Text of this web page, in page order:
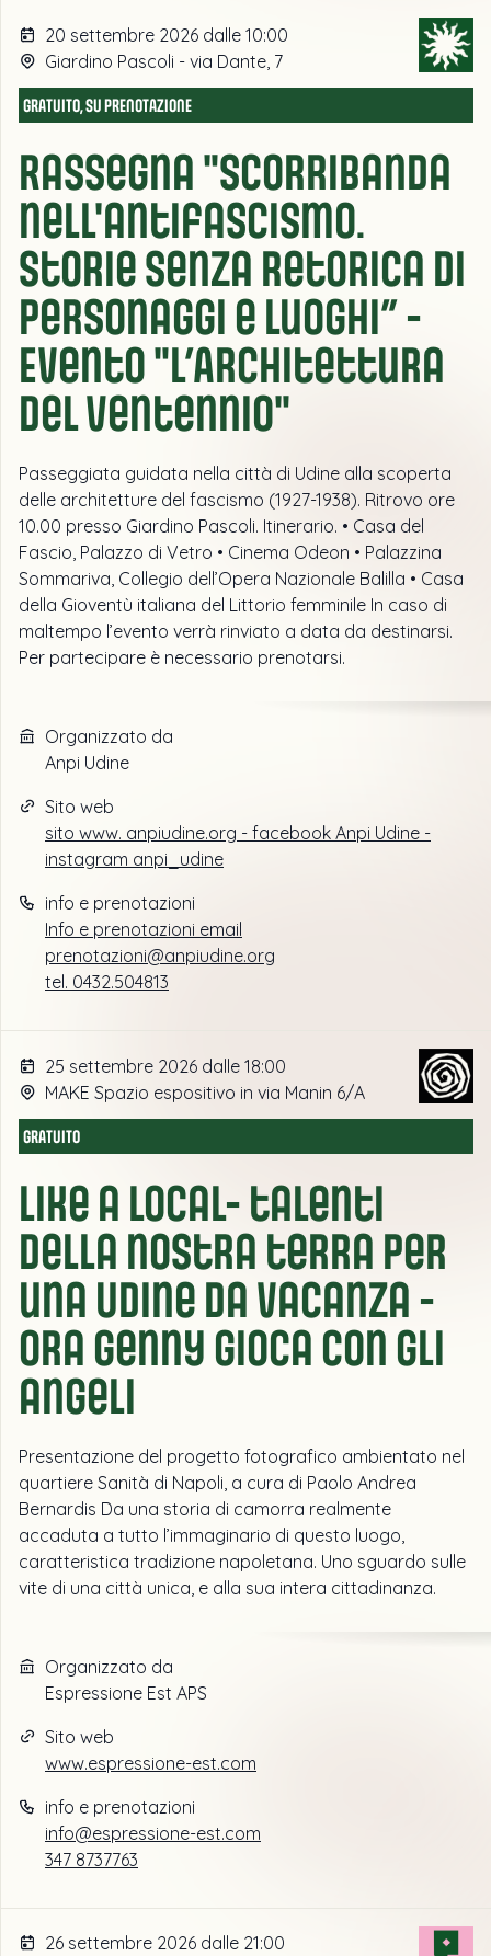
20 settembre 2026 dalle 10:00
Giardino Pascoli - via Dante, 7
GRATUITO, SU PRENOTAZIONE
Rassegna "Scorribanda
nell'antifascismo.
Storie senza retorica di
personaggi e luoghi” -
Evento "L’Architettura
del Ventennio"
Passeggiata guidata nella città di Udine alla scoperta
delle architetture del fascismo (1927-1938). Ritrovo ore
10.00 presso Giardino Pascoli. Itinerario. • Casa del
Fascio, Palazzo di Vetro • Cinema Odeon • Palazzina
Sommariva, Collegio dell’Opera Nazionale Balilla • Casa
della Gioventù italiana del Littorio femminile In caso di
maltempo l’evento verrà rinviato a data da destinarsi.
Per partecipare è necessario prenotarsi.
Organizzato da
Anpi Udine
Sito web
sito www. anpiudine.org - facebook Anpi Udine -
instagram anpi_udine
info e prenotazioni
Info e prenotazioni email
prenotazioni@anpiudine.org
tel. 0432.504813
25 settembre 2026 dalle 18:00
MAKE Spazio espositivo in via Manin 6/A
GRATUITO
Like a Local- talenti
della nostra terra per
una Udine da vacanza -
Ora Genny gioca con gli
angeli
Presentazione del progetto fotografico ambientato nel
quartiere Sanità di Napoli, a cura di Paolo Andrea
Bernardis Da una storia di camorra realmente
accaduta a tutto l’immaginario di questo luogo,
caratteristica tradizione napoletana. Uno sguardo sulle
vite di una città unica, e alla sua intera cittadinanza.
Organizzato da
Espressione Est APS
Sito web
www.espressione-est.com
info e prenotazioni
info@espressione-est.com
347 8737763
26 settembre 2026 dalle 21:00